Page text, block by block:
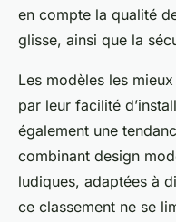
en compte la qualité
glisse, ainsi que la
Les modèles les
par leur facilité
également une
combinant design
ludiques, adaptées à
ce classement ne se